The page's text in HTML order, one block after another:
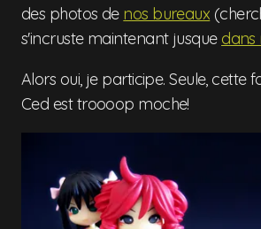
des photos de nos bureaux
s'incruste maintenant jusque dans
Alors oui, je participe. Seule, cette
Ced est troooop moche!